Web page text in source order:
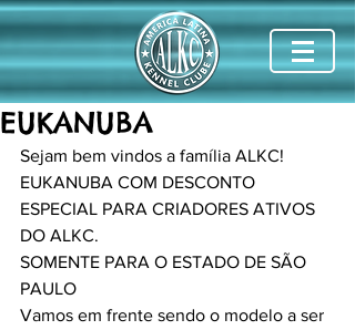
EUKANUBA
Sejam bem vindos a família ALKC!
EUKANUBA COM DESCONTO
ESPECIAL PARA CRIADORES ATIVOS
DO ALKC.
SOMENTE PARA O ESTADO DE SÃO
PAULO
Vamos em frente sendo o modelo a ser